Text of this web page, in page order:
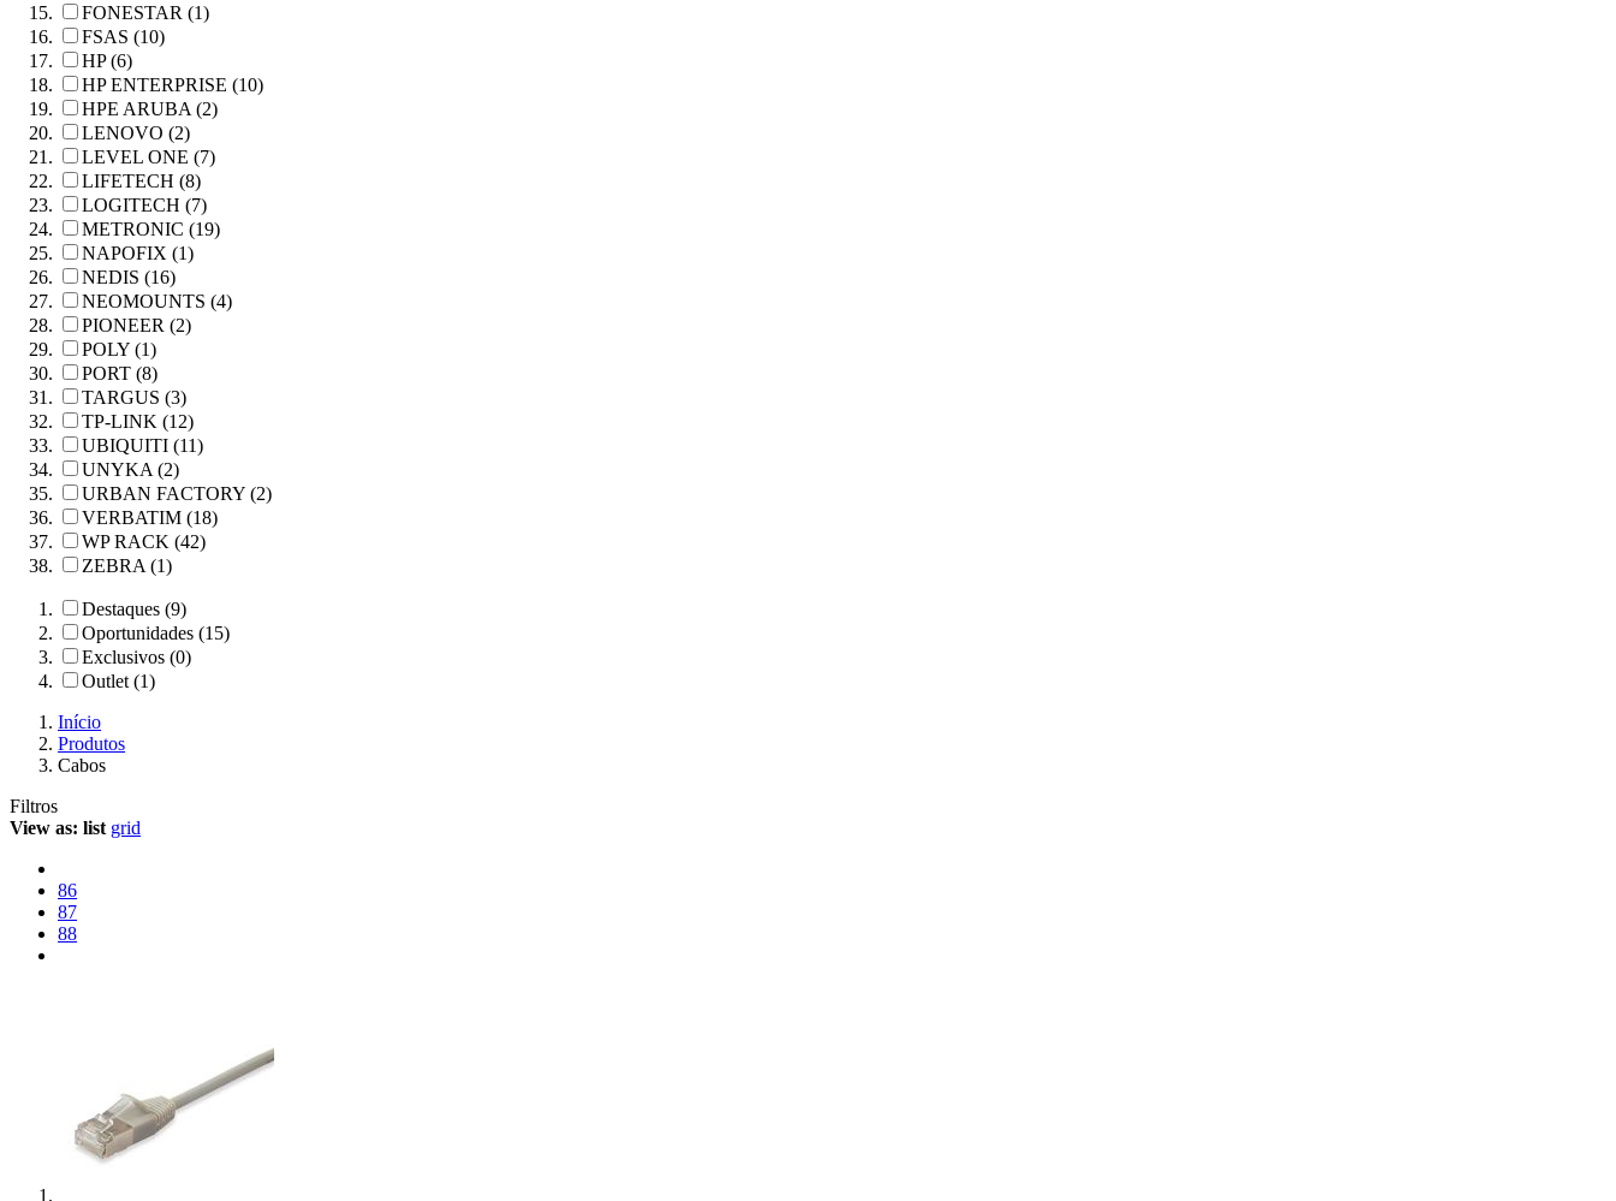
FONESTAR (1)
FSAS (10)
HP (6)
HP ENTERPRISE (10)
HPE ARUBA (2)
LENOVO (2)
LEVEL ONE (7)
LIFETECH (8)
LOGITECH (7)
METRONIC (19)
NAPOFIX (1)
NEDIS (16)
NEOMOUNTS (4)
PIONEER (2)
POLY (1)
PORT (8)
TARGUS (3)
TP-LINK (12)
UBIQUITI (11)
UNYKA (2)
URBAN FACTORY (2)
VERBATIM (18)
WP RACK (42)
ZEBRA (1)
Destaques (9)
Oportunidades (15)
Exclusivos (0)
Outlet (1)
Início
Produtos
Cabos
Filtros
View as: list grid
86
87
88